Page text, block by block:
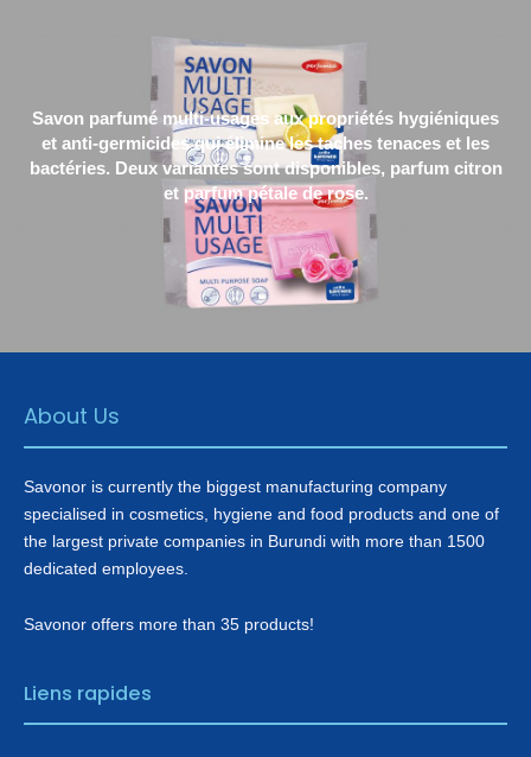
Savon parfumé multi-usages aux propriétés hygiéniques
et anti-germicides qui élimine les taches tenaces et les
bactéries. Deux variantes sont disponibles, parfum citron
et parfum pétale de rose.
About Us
Savonor is currently the biggest manufacturing company
specialised in cosmetics, hygiene and food products and one of
the largest private companies in Burundi with more than 1500
dedicated employees.
Savonor offers more than 35 products!
Liens rapides